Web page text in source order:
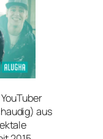
aus